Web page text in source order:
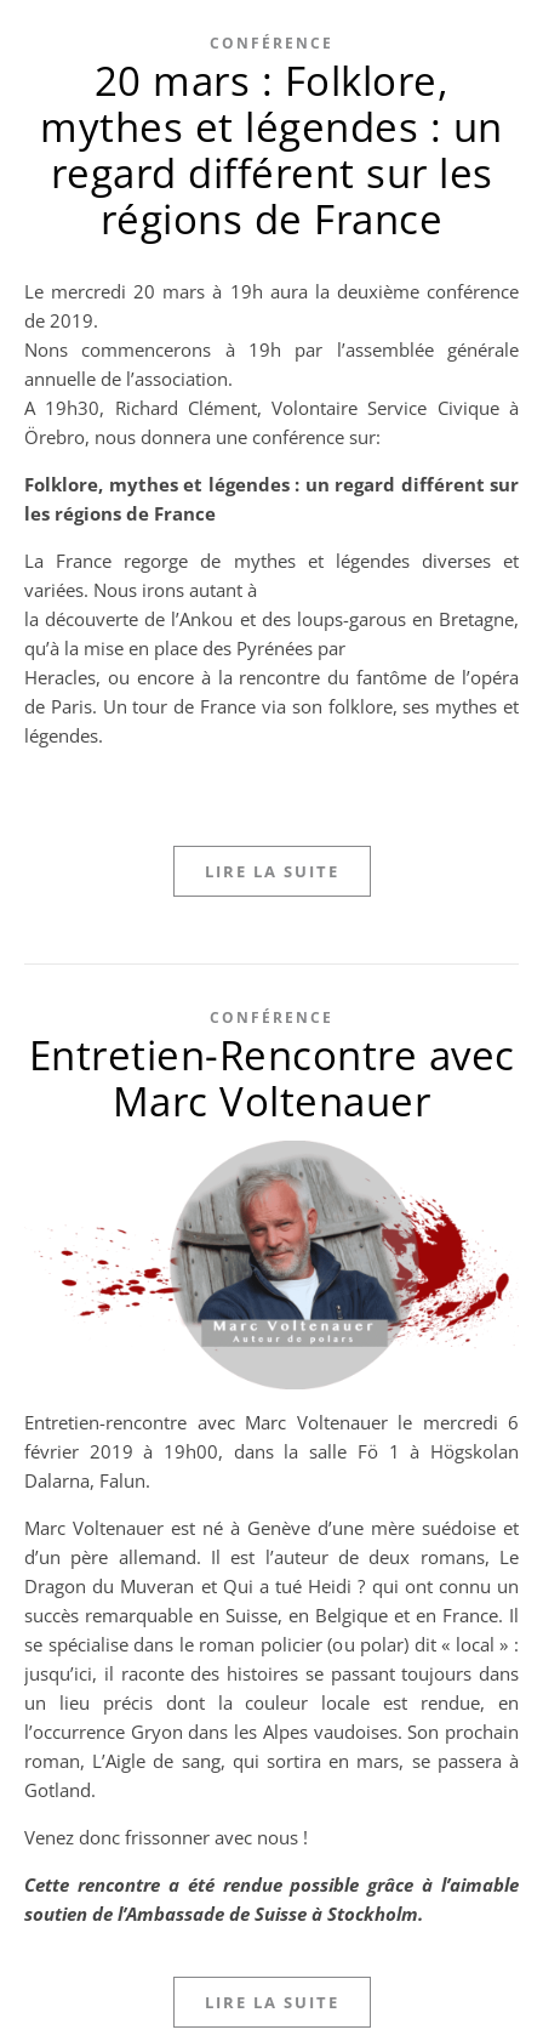
CONFÉRENCE
20 mars : Folklore,
mythes et légendes : un
regard différent sur les
régions de France
Le mercredi 20 mars à 19h aura la deuxième conférence
de 2019.
Nons commencerons à 19h par l’assemblée générale
annuelle de l’association.
A 19h30, Richard Clément, Volontaire Service Civique à
Örebro, nous donnera une conférence sur:
Folklore, mythes et légendes : un regard différent sur
les régions de France
La France regorge de mythes et légendes diverses et
variées. Nous irons autant à
la découverte de l’Ankou et des loups-garous en Bretagne,
qu’à la mise en place des Pyrénées par
Heracles, ou encore à la rencontre du fantôme de l’opéra
de Paris. Un tour de France via son folklore, ses mythes et
légendes.
LIRE LA SUITE
CONFÉRENCE
Entretien-Rencontre avec
Marc Voltenauer
Entretien-rencontre avec Marc Voltenauer le mercredi 6
février 2019 à 19h00, dans la salle Fö 1 à Högskolan
Dalarna, Falun.
Marc Voltenauer est né à Genève d’une mère suédoise et
d’un père allemand. Il est l’auteur de deux romans, Le
Dragon du Muveran et Qui a tué Heidi ? qui ont connu un
succès remarquable en Suisse, en Belgique et en France. Il
se spécialise dans le roman policier (ou polar) dit « local » :
jusqu’ici, il raconte des histoires se passant toujours dans
un lieu précis dont la couleur locale est rendue, en
l’occurrence Gryon dans les Alpes vaudoises. Son prochain
roman, L’Aigle de sang, qui sortira en mars, se passera à
Gotland.
Venez donc frissonner avec nous !
Cette rencontre a été rendue possible grâce à l’aimable
soutien de l’Ambassade de Suisse à Stockholm.
LIRE LA SUITE